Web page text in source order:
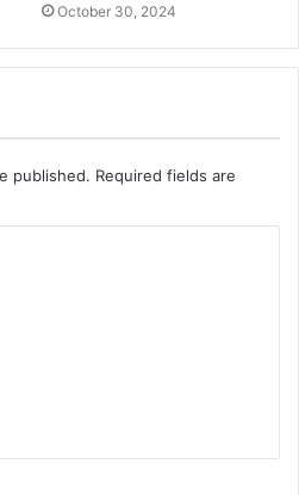
October 30, 2024
published. Required fields are